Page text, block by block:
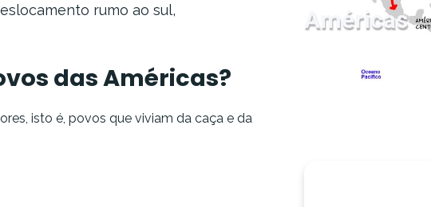
rumo ao sul,
das Américas?
isto é, povos que viviam da caça e da
Américas